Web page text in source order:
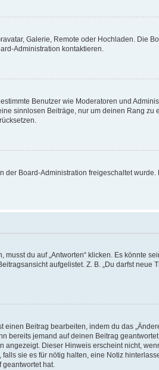
Galerie, Remote oder Hochladen. Die
Administration kontaktieren.
Benutzer wie Moderatoren und
sinnlosen Beiträge, nur um deinen Rang
Board-Administration freigeschaltet
du auf „Antworten“ klicken. Es könnte
aufgelistet. Z. B. „Du darfst neue
Beitrag bearbeiten, indem du das
bereits jemand auf deinen Beitrag
Dieser Hinweis erscheint nicht,
sie es für nötig halten, eine Notiz
hat.